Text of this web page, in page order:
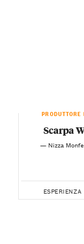
Scarpa
— Nizza